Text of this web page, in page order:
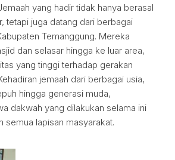
yang hadir tidak hanya berasal
tetapi juga datang dari berbagai
Temanggung. Mereka
dan selasar hingga ke luar area,
yang tinggi terhadap gerakan
jemaah dari berbagai usia,
hingga generasi muda,
dakwah yang dilakukan selama ini
semua lapisan masyarakat.